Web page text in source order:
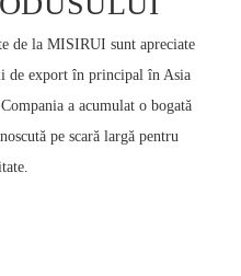
de la MISIRUI sunt apreciate
de export în principal în Asia
a acumulat o bogată
pe scară largă pentru